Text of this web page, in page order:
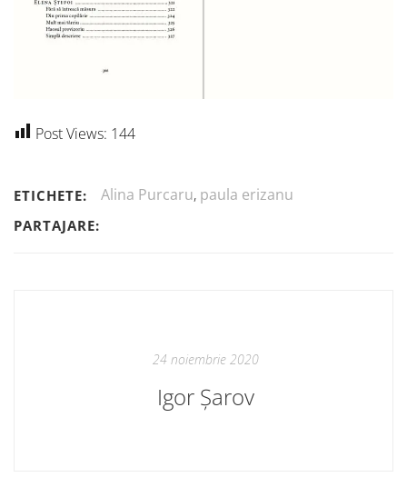
Post Views: 144
ETICHETE: Alina Purcaru, paula erizanu
PARTAJARE:
24 noiembrie 2020
Igor Șarov